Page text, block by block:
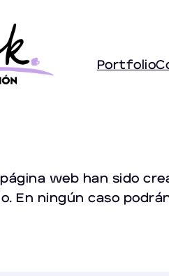
Portfolio
web han sido
En ningún caso